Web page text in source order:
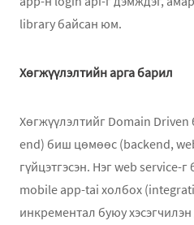
library байсан юм.
Хөгжүүлэлтийн арга барил
Хөгжүүлэлтийг Domain
end) биш цөмөөс (backend,
гүйцэтгэсэн. Нэг web service-
mobile app-tai холбох
инкрементал буюу